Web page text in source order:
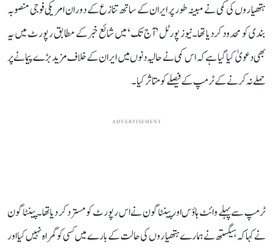
ہتھیاروں کی کمی نے مبینہ طور پر ایران کے ساتھ تنازع کے دوران امریکی فوجی منصوبہ
بندی کو محدود کر دیا تھا۔نیوز پورٹل ’آج تک‘ میں شائع خبر کے مطابق رپورٹ میں یہ
بھی دعویٰ کیا گیا ہے کہ اس کمی نے حالیہ دنوں میں ایران کے خلاف مزید بڑے پیمانے پر
حملے نہ کرنے کے ٹرمپ کے فیصلے کو متاثر کیا۔
ADVERTISEMENT
ٹرمپ سے پہلے وائٹ ہاؤس اور پینٹاگون نے اس رپورٹ کو مسترد کر دیا تھا۔ پینٹاگون
نے کہا کہ ہیگستھ نے ہمارے ہتھیاروں کی حالت کے بارے میں کسی کو گمراہ نہیں کیا اور